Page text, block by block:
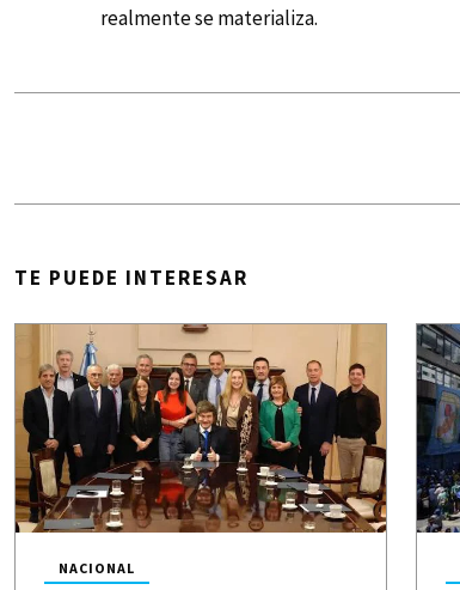
realmente se materializa.
TE PUEDE INTERESAR
NACIONAL